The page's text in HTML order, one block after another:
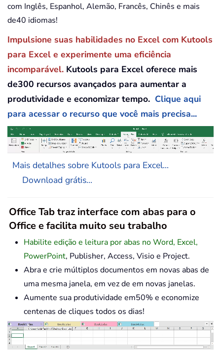
com Inglês, Espanhol, Alemão, Francês, Chinês e mais
de40 idiomas!
Impulsione suas habilidades no Excel com Kutools
para Excel e experimente uma eficiência
incomparável. Kutools para Excel oferece mais
de300 recursos avançados para aumentar a
produtividade e economizar tempo. Clique aqui
para acessar o recurso que você mais precisa...
Mais detalhes sobre Kutools para Excel...
Download grátis...
Office Tab traz interface com abas para o
Office e facilita muito seu trabalho
Habilite edição e leitura por abas no Word, Excel,
PowerPoint, Publisher, Access, Visio e Project.
Abra e crie múltiplos documentos em novas abas de
uma mesma janela, em vez de em novas janelas.
Aumente sua produtividade em50% e economize
centenas de cliques todos os dias!